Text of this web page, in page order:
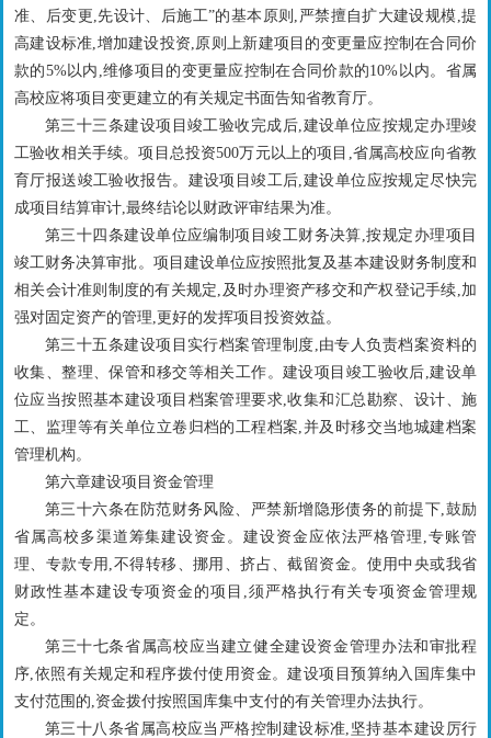
准、后变更,先设计、后施工”的基本原则,严禁擅自扩大建设规模,提
高建设标准,增加建设投资,原则上新建项目的变更量应控制在合同价
款的5%以内,维修项目的变更量应控制在合同价款的10%以内。省属
高校应将项目变更建立的有关规定书面告知省教育厅。
第三十三条建设项目竣工验收完成后,建设单位应按规定办理竣
工验收相关手续。项目总投资500万元以上的项目,省属高校应向省教
育厅报送竣工验收报告。建设项目竣工后,建设单位应按规定尽快完
成项目结算审计,最终结论以财政评审结果为准。
第三十四条建设单位应编制项目竣工财务决算,按规定办理项目
竣工财务决算审批。项目建设单位应按照批复及基本建设财务制度和
相关会计准则制度的有关规定,及时办理资产移交和产权登记手续,加
强对固定资产的管理,更好的发挥项目投资效益。
第三十五条建设项目实行档案管理制度,由专人负责档案资料的
收集、整理、保管和移交等相关工作。建设项目竣工验收后,建设单
位应当按照基本建设项目档案管理要求,收集和汇总勘察、设计、施
工、监理等有关单位立卷归档的工程档案,并及时移交当地城建档案
管理机构。
第六章建设项目资金管理
第三十六条在防范财务风险、严禁新增隐形债务的前提下,鼓励
省属高校多渠道筹集建设资金。建设资金应依法严格管理,专账管
理、专款专用,不得转移、挪用、挤占、截留资金。使用中央或我省
财政性基本建设专项资金的项目,须严格执行有关专项资金管理规
定。
第三十七条省属高校应当建立健全建设资金管理办法和审批程
序,依照有关规定和程序拨付使用资金。建设项目预算纳入国库集中
支付范围的,资金拨付按照国库集中支付的有关管理办法执行。
第三十八条省属高校应当严格控制建设标准,坚持基本建设厉行